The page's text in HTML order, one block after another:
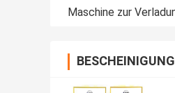
Maschine zur
BESCHEINIGUNG